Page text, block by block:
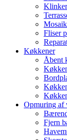
Fliser
Køkkener
Åbent
Opmuring af
Fjern